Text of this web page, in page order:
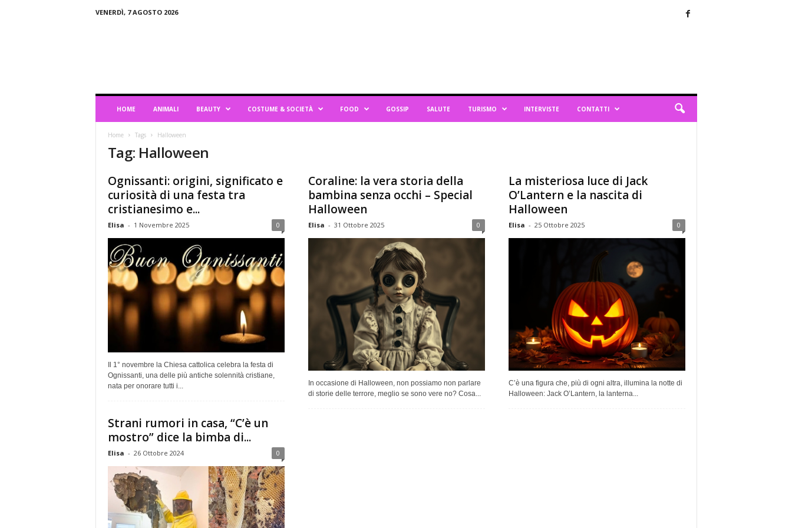
VENERDÌ, 7 AGOSTO 2026
HOME ANIMALI BEAUTY COSTUME & SOCIETÀ FOOD GOSSIP SALUTE TURISMO INTERVISTE CONTATTI
Home Tags Halloween
Tag: Halloween
Ognissanti: origini, significato e
curiosità di una festa tra
cristianesimo e...
Elisa - 1 Novembre 2025 0
Il 1° novembre la Chiesa cattolica celebra la festa di
Ognissanti, una delle più antiche solennità cristiane,
nata per onorare tutti i...
Coraline: la vera storia della
bambina senza occhi – Special
Halloween
Elisa - 31 Ottobre 2025 0
In occasione di Halloween, non possiamo non parlare
di storie delle terrore, meglio se sono vere no? Cosa...
La misteriosa luce di Jack
O’Lantern e la nascita di
Halloween
Elisa - 25 Ottobre 2025 0
C’è una figura che, più di ogni altra, illumina la notte di
Halloween: Jack O’Lantern, la lanterna...
Strani rumori in casa, “C’è un
mostro” dice la bimba di...
Elisa - 26 Ottobre 2024 0